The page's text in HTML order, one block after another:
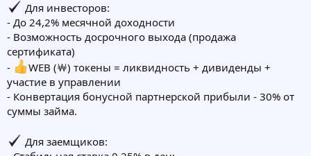
Для инвесторов:
- До 24,2% месячной доходности
- Возможность досрочного выхода (продажа
сертификата)
-
WEB (￦) токены = ликвидность + дивиденды +
участие в управлении
- Конвертация бонусной партнерской прибыли - 30% от
суммы займа.
Для заемщиков: